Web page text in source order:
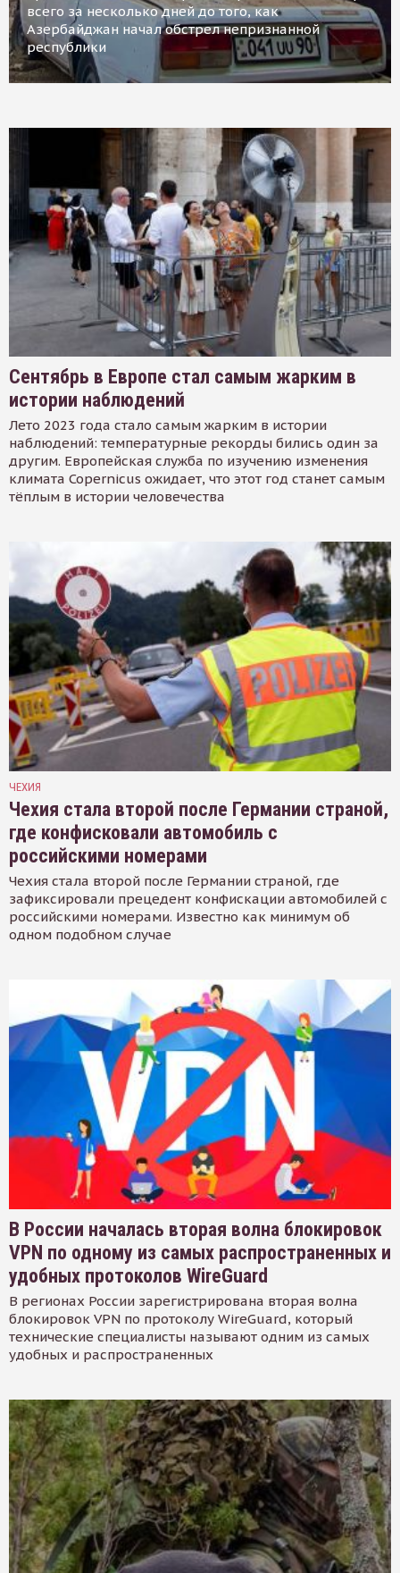
всего за несколько дней до того, как
Азербайджан начал обстрел непризнанной
республики
Сентябрь в Европе стал самым жарким в
истории наблюдений
Лето 2023 года стало самым жарким в истории
наблюдений: температурные рекорды бились один за
другим. Европейская служба по изучению изменения
климата Copernicus ожидает, что этот год станет самым
тёплым в истории человечества
ЧЕХИЯ
Чехия стала второй после Германии страной,
где конфисковали автомобиль с
российскими номерами
Чехия стала второй после Германии страной, где
зафиксировали прецедент конфискации автомобилей с
российскими номерами. Известно как минимум об
одном подобном случае
В России началась вторая волна блокировок
VPN по одному из самых распространенных и
удобных протоколов WireGuard
В регионах России зарегистрирована вторая волна
блокировок VPN по протоколу WireGuard, который
технические специалисты называют одним из самых
удобных и распространенных